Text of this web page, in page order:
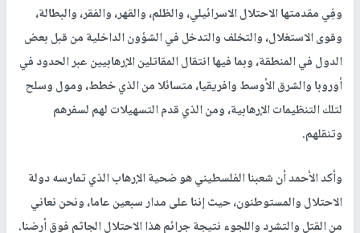
وفِي مقدمتها الاحتلال الاسرائيلي، والظلم، والقهر، والفقر، والبطالة،
وقوى الاستغلال، والتخلف والتدخل في الشؤون الداخلية من قبل بعض
الدول في المنطقة، وبما فيها انتقال المقاتلين الإرهابيين عبر الحدود في
أوروبا والشرق الأوسط وافريقيا، متسائلا من الذي خطط، ومول وسلح
لتلك التنظيمات الإرهابية، ومن الذي قدم التسهيلات لهم لسفرهم
وتنقلهم.
وأكد الأحمد أن شعبنا الفلسطيني هو ضحية الإرهاب الذي تمارسه دولة
الاحتلال والمستوطنون، حيث إننا على مدار سبعين عاما، ونحن نعاني
من القتل والتشرد واللجوء نتيجة جرائم هذا الاحتلال الجاثم فوق أرضنا.